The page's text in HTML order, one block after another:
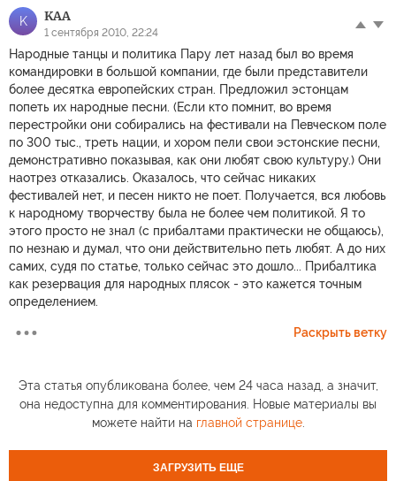
K KAA
1 сентября 2010, 22:24
Народные танцы и политика Пару лет назад был во время
командировки в большой компании, где были представители
более десятка европейских стран. Предложил эстонцам
попеть их народные песни. (Если кто помнит, во время
перестройки они собирались на фестивали на Певческом поле
по 300 тыс., треть нации, и хором пели свои эстонские песни,
демонстративно показывая, как они любят свою культуру.) Они
наотрез отказались. Оказалось, что сейчас никаких
фестивалей нет, и песен никто не поет. Получается, вся любовь
к народному творчеству была не более чем политикой. Я то
этого просто не знал (с прибалтами практически не общаюсь),
по незнаю и думал, что они действительно петь любят. А до них
самих, судя по статье, только сейчас это дошло... Прибалтика
как резервация для народных плясок - это кажется точным
определением.
Раскрыть ветку
Эта статья опубликована более, чем 24 часа назад, а значит,
она недоступна для комментирования. Новые материалы вы
можете найти на главной странице.
ЗАГРУЗИТЬ ЕЩЕ